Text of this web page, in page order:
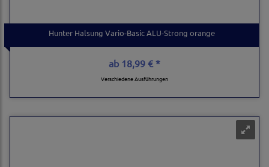
Hunter Halsung Vario-Basic ALU-Strong orange
ab 18,99 € *
Verschiedene Ausführungen